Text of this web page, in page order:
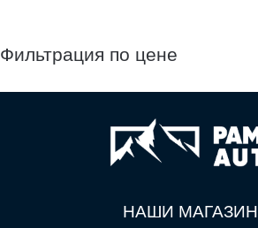
Фильтрация по цене
НАШИ